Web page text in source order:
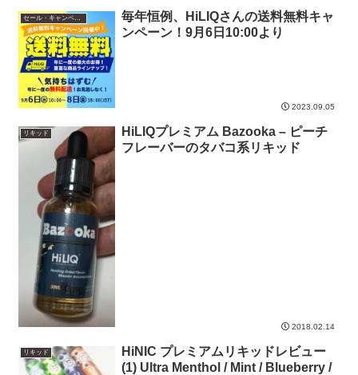
セール・キャンペーン情報
毎年恒例、HiLIQさんの送料無料キャ
ンペーン！9月6日10:00より
2023.09.05
リキッド
HiLIQプレミアム Bazooka – ピーチ
フレーバーのタバコ系リキッド
2018.02.14
リキッド
HiNIC プレミアムリキッドレビュー
(1) Ultra Menthol / Mint / Blueberry /